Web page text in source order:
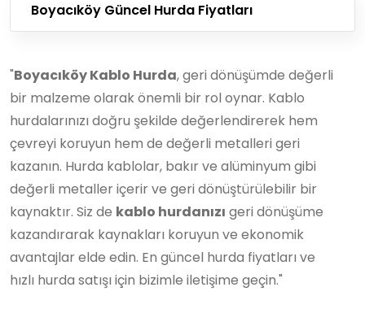
Boyacıköy Güncel Hurda Fiyatları
"Boyacıköy Kablo Hurda, geri dönüşümde değerli
bir malzeme olarak önemli bir rol oynar. Kablo
hurdalarınızı doğru şekilde değerlendirerek hem
çevreyi koruyun hem de değerli metalleri geri
kazanın. Hurda kablolar, bakır ve alüminyum gibi
değerli metaller içerir ve geri dönüştürülebilir bir
kaynaktır. Siz de kablo hurdanızı geri dönüşüme
kazandırarak kaynakları koruyun ve ekonomik
avantajlar elde edin. En güncel hurda fiyatları ve
hızlı hurda satışı için bizimle iletişime geçin."